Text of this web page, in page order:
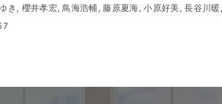
淳司, 田丸篤志, 中根久美子, 伊達忠智, 浜田賢二, 中原